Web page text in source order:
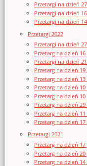
Przetargi na dzień
Przetargi na dzień
Przetargi na dzień
Przetargi 2022
Przetargi na dzień
Przetarg na dzień
Przetargi na dzień
Przetarg na dzień
Przetarg na dzień 13
Przetarg na dzień
Przetarg na dzień
Przetarg na dzień
Przetarg na dzień
Przetarg na dzień
Przetargi 2021
Przetarg na dzień
Przetarg na dzień
Przetarg na dzień